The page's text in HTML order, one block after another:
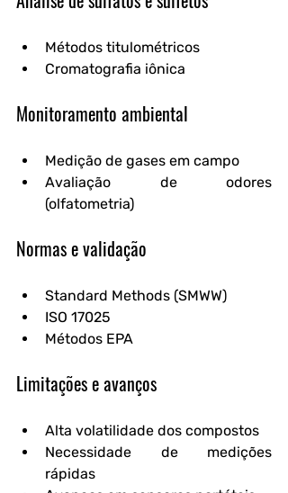
Métodos titulométricos
Cromatografia iônica
Monitoramento ambiental
Medição de gases em campo
Avaliação de odores
(olfatometria)
Normas e validação
Standard Methods (SMWW)
ISO 17025
Métodos EPA
Limitações e avanços
Alta volatilidade dos compostos
Necessidade de medições
rápidas